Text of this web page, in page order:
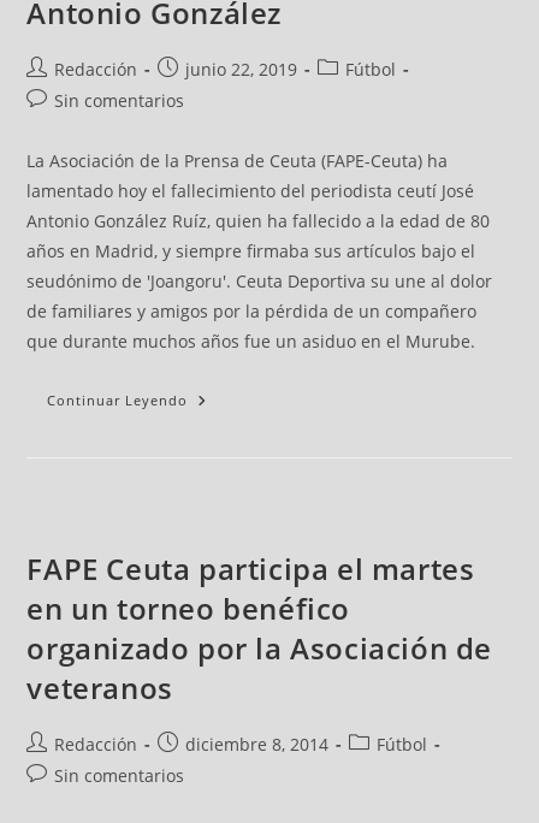
Antonio González
Redacción junio 22, 2019
Fútbol
Sin comentarios
La Asociación de la Prensa de Ceuta (FAPE-Ceuta) ha
lamentado hoy el fallecimiento del periodista ceutí José
Antonio González Ruíz, quien ha fallecido a la edad de 80
años en Madrid, y siempre firmaba sus artículos bajo el
seudónimo de 'Joangoru'. Ceuta Deportiva su une al dolor
de familiares y amigos por la pérdida de un compañero
que durante muchos años fue un asiduo en el Murube.
Continuar Leyendo
FAPE Ceuta participa el martes
en un torneo benéfico
organizado por la Asociación de
veteranos
Redacción diciembre 8, 2014
Fútbol
Sin comentarios